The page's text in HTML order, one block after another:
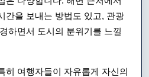
간을 보내는 방법도 있고, 관광
하면서 도시의 분위기를 느낄
히 여행자들이 자유롭게 자신의